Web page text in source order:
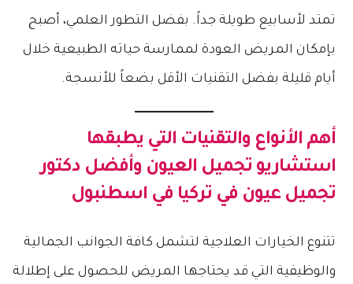
تمتد لأسابيع طويلة جداً. بفضل التطور العلمي، أصبح
بإمكان المريض العودة لممارسة حياته الطبيعية خلال
أيام قليلة بفضل التقنيات الأقل بضعاً للأنسجة.
أهم الأنواع والتقنيات التي يطبقها
استشاريو تجميل العيون وأفضل دكتور
تجميل عيون في تركيا في اسطنبول
تتنوع الخيارات العلاجية لتشمل كافة الجوانب الجمالية
والوظيفية التي قد يحتاجها المريض للحصول على إطلالة